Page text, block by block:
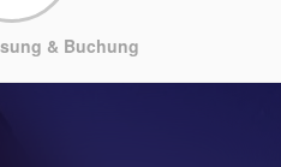
& Buchung